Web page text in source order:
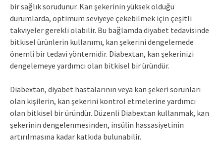
bir sağlık sorudunur. Kan şekerinin yüksek olduğu
durumlarda, optimum seviyeye çekebilmek için çeşitli
takviyeler gerekli olabilir. Bu bağlamda diyabet tedavisinde
bitkisel ürünlerin kullanımı, kan şekerini dengelemede
önemli bir tedavi yöntemidir. Diabextan, kan şekerinizi
dengelemeye yardımcı olan bitkisel bir üründür.
Diabextan, diyabet hastalarının veya kan şekeri sorunları
olan kişilerin, kan şekerini kontrol etmelerine yardımcı
olan bitkisel bir üründür. Düzenli Diabextan kullanmak, kan
şekerinin dengelenmesinden, insülin hassasiyetinin
artırılmasına kadar katkıda bulunabilir.